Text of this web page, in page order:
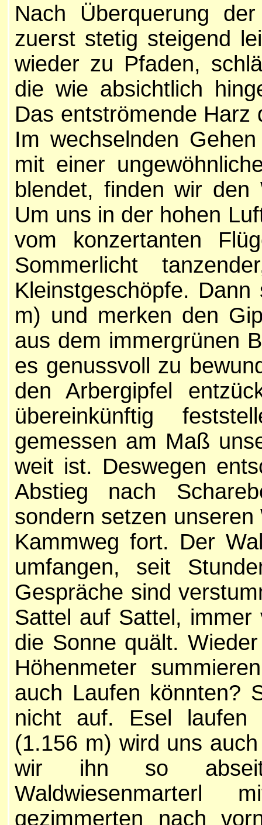
Nach Überquerung
zuerst stetig steigend
wieder zu Pfaden,
die wie absichtlich
Das entströmende
Im wechselnden
mit einer
blendet, finden wir den
Um uns in der hohen
vom konzertanten
Sommerlicht
Kleinstgeschöpfe.
m) und merken den
aus dem immergrünen
es genussvoll zu
den Arbergipfel
übereinkünftig
gemessen am Maß
weit ist. Deswegen
Abstieg nach
sondern setzen
Kammweg fort. Der
umfangen, seit
Gespräche sind
Sattel auf Sattel,
die Sonne quält.
Höhenmeter
auch Laufen könnten?
nicht auf. Esel laufen
(1.156 m) wird uns
wir ihn so
gezimmerten nach